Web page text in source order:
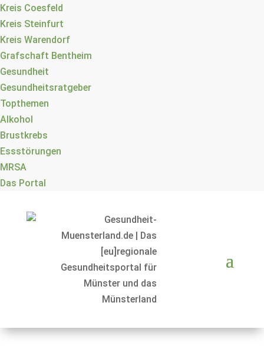
Kreis Coesfeld
Kreis Steinfurt
Kreis Warendorf
Grafschaft Bentheim
Gesundheit
Gesundheitsratgeber
Topthemen
Alkohol
Brustkrebs
Essstörungen
MRSA
Das Portal